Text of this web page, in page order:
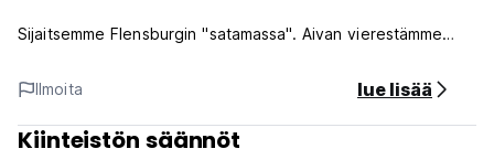
Sijaitsemme Flensburgin "satamassa". Aivan vierestämme
vanhoineen laivoineen ja täynnä historiaa. Kaupungin
keskusta on vain 5 minuutin kävelymatkan päässä.
Kaikista huoneistamme on upeat näkymät rannalle.
Ilmoita lue lisää
Kiinteistön säännöt